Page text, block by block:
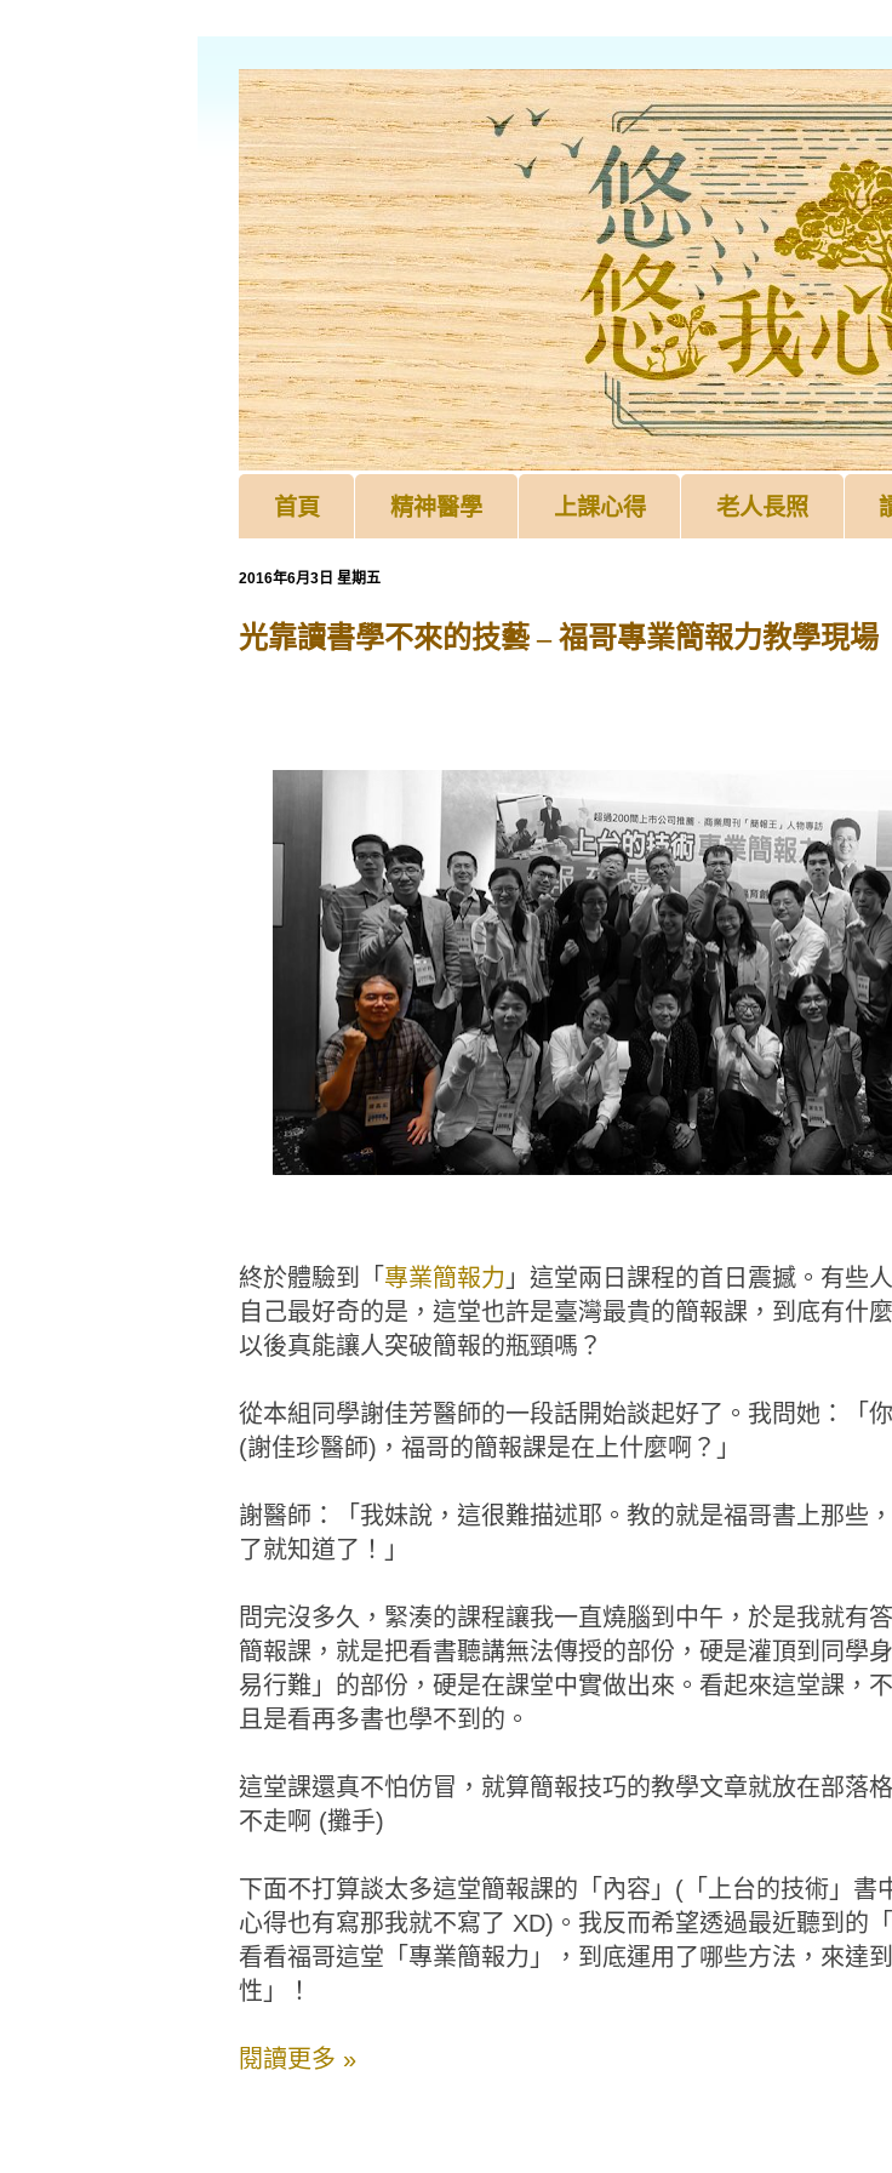
首頁 精神醫學 上課心得 老人長照
2016年6月3日 星期五
光靠讀書學不來的技藝 – 福哥專業簡報力教學現場
終於體驗到「 專業簡報力 」這堂兩日課程的首日震撼。有些
自己最好奇的是，這堂也許是臺灣最貴的簡報課，到底有什
以後真能讓人突破簡報的瓶頸嗎？
從本組同學謝佳芳醫師的一段話開始談起好了。我問她：「
(謝佳珍醫師)，福哥的簡報課是在上什麼啊？」
謝醫師：「我妹說，這很難描述耶。教的就是福哥書上那些
了就知道了！」
問完沒多久，緊湊的課程讓我一直燒腦到中午，於是我就有
簡報課，就是把看書聽講無法傳授的部份，硬是灌頂到同學
易行難」的部份，硬是在課堂中實做出來。看起來這堂課，
且是看再多書也學不到的。
這堂課還真不怕仿冒，就算簡報技巧的教學文章就放在部落
不走啊 (攤手)
下面不打算談太多這堂簡報課的「內容」(「上台的技術」書
心得也有寫那我就不寫了 XD)。我反而希望透過最近聽到的
看看福哥這堂「專業簡報力」，到底運用了哪些方法，來達
性」！
閱讀更多 »